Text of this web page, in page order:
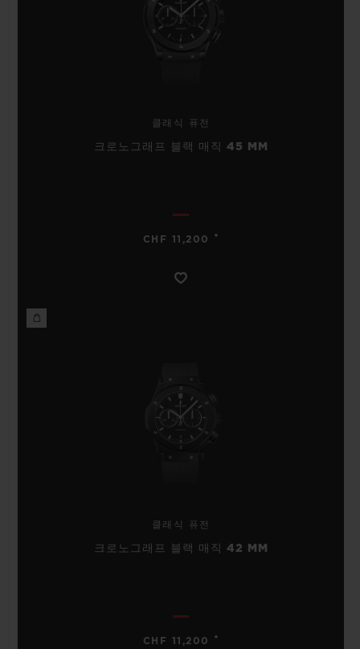
클래식 퓨전
크로노그래프 블랙 매직 45 MM
CHF 11,200 •
클래식 퓨전
크로노그래프 블랙 매직 42 MM
CHF 11,200 •